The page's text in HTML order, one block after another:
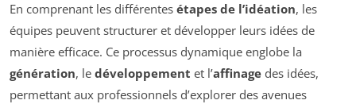
En comprenant les différentes étapes de l’idéation, les
équipes peuvent structurer et développer leurs idées de
manière efficace. Ce processus dynamique englobe la
génération, le développement et l’affinage des idées,
permettant aux professionnels d’explorer des avenues